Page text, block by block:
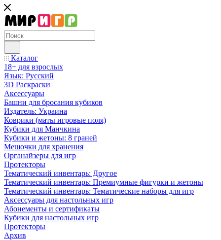
Каталог
18+ для взрослых
Язык: Русский
3D Раскраски
Аксессуары
Башни для бросания кубиков
Издатель: Украина
Коврики (маты игровые поля)
Кубики для Манчкина
Кубики и жетоны: 8 граней
Мешочки для хранения
Органайзеры для игр
Протекторы
Тематический инвентарь: Другое
Тематический инвентарь: Премиумные фигурки и жетоны
Тематический инвентарь: Тематические наборы для игр
Аксессуары для настольных игр
Абонементы и сертификаты
Кубики для настольных игр
Протекторы
Архив